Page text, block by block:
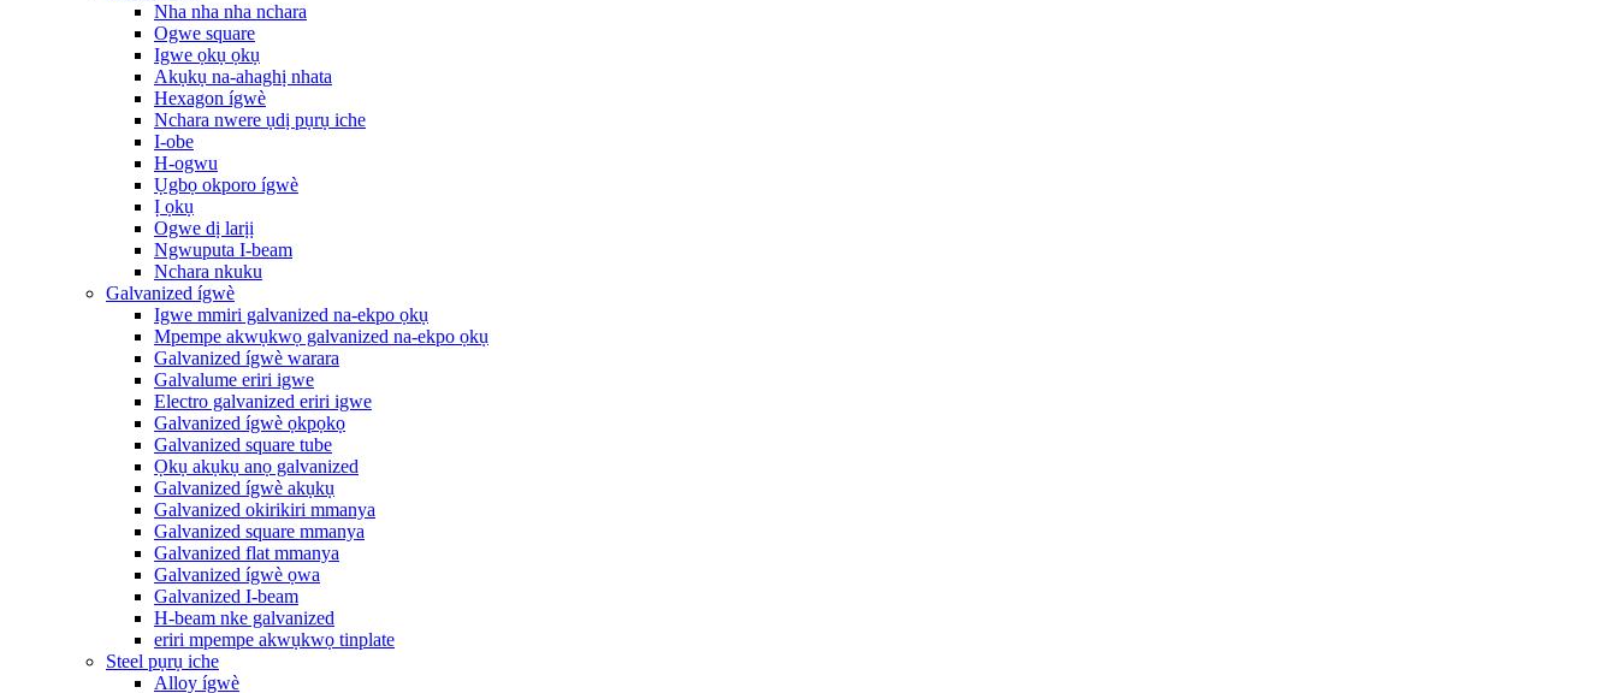
Nha nha nha nchara
Ogwe square
Igwe ọkụ ọkụ
Akụkụ na-ahaghị nhata
Hexagon ígwè
Nchara nwere ụdị pụrụ iche
I-obe
H-ogwu
Ụgbọ okporo ígwè
Ị ọkụ
Ogwe dị larịị
Ngwuputa I-beam
Nchara nkuku
Galvanized ígwè
Igwe mmiri galvanized na-ekpo ọkụ
Mpempe akwụkwọ galvanized na-ekpo ọkụ
Galvanized ígwè warara
Galvalume eriri igwe
Electro galvanized eriri igwe
Galvanized ígwè ọkpọkọ
Galvanized square tube
Ọkụ akụkụ anọ galvanized
Galvanized ígwè akụkụ
Galvanized okirikiri mmanya
Galvanized square mmanya
Galvanized flat mmanya
Galvanized ígwè ọwa
Galvanized I-beam
H-beam nke galvanized
eriri mpempe akwụkwọ tinplate
Steel pụrụ iche
Alloy ígwè